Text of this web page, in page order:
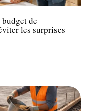
de
les surprises